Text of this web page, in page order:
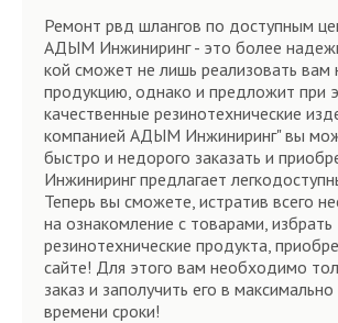
Ремонт рвд шлангов по доступным
АДЫМ Инжиниринг - это более
кой сможет не лишь реализовать вам
продукцию, однако и предложит при
качественные резинотехнические
компанией АДЫМ Инжиниринг" вы
быстро и недорого заказать и
Инжиниринг предлагает
Теперь вы сможете, истратив всего
на ознакомление с товарами, избрать
резинотехнические продукта,
сайте! Для этого вам необходимо
заказ и заполучить его в
времени сроки!